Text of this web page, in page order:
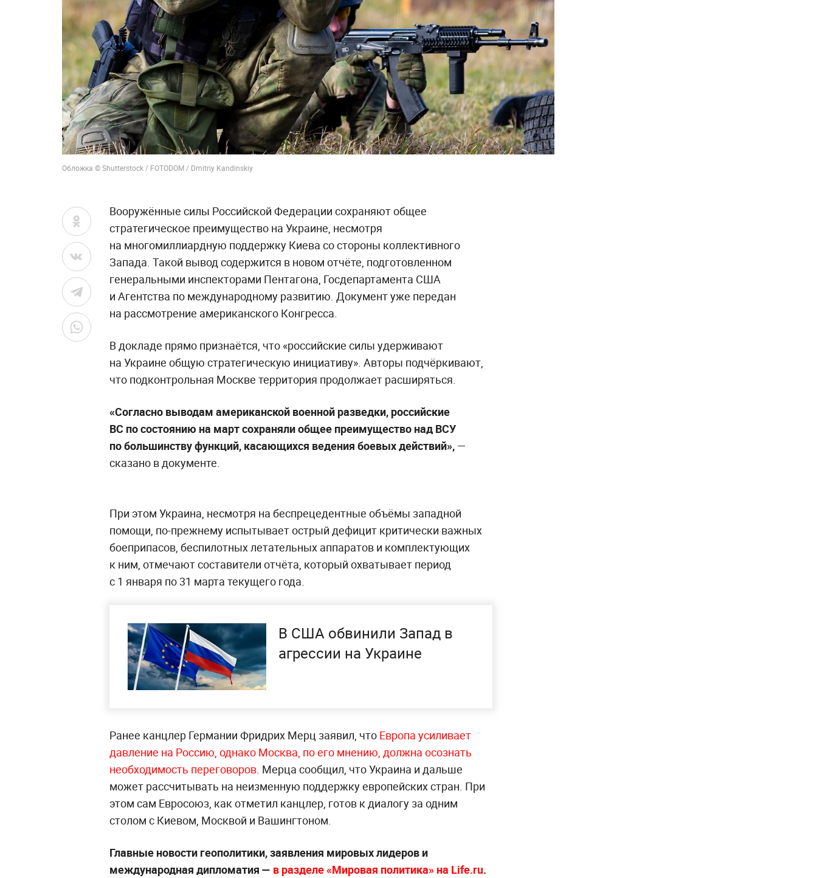
Обложка © Shutterstock / FOTODOM / Dmitriy Kandinskiy
Вооружённые силы Российской Федерации сохраняют общее
стратегическое преимущество на Украине, несмотря
на многомиллиардную поддержку Киева со стороны коллективного
Запада. Такой вывод содержится в новом отчёте, подготовленном
генеральными инспекторами Пентагона, Госдепартамента США
и Агентства по международному развитию. Документ уже передан
на рассмотрение американского Конгресса.
В докладе прямо признаётся, что «российские силы удерживают
на Украине общую стратегическую инициативу». Авторы подчёркивают,
что подконтрольная Москве территория продолжает расширяться.
«Согласно выводам американской военной разведки, российские
ВС по состоянию на март сохраняли общее преимущество над ВСУ
по большинству функций, касающихся ведения боевых действий», —
сказано в документе.
При этом Украина, несмотря на беспрецедентные объёмы западной
помощи, по-прежнему испытывает острый дефицит критически важных
боеприпасов, беспилотных летательных аппаратов и комплектующих
к ним, отмечают составители отчёта, который охватывает период
с 1 января по 31 марта текущего года.
В США обвинили Запад в
агрессии на Украине
Ранее канцлер Германии Фридрих Мерц заявил, что Европа усиливает
давление на Россию, однако Москва, по его мнению, должна осознать
необходимость переговоров. Мерца сообщил, что Украина и дальше
может рассчитывать на неизменную поддержку европейских стран. При
этом сам Евросоюз, как отметил канцлер, готов к диалогу за одним
столом с Киевом, Москвой и Вашингтоном.
Главные новости геополитики, заявления мировых лидеров и
международная дипломатия — в разделе «Мировая политика» на Life.ru.